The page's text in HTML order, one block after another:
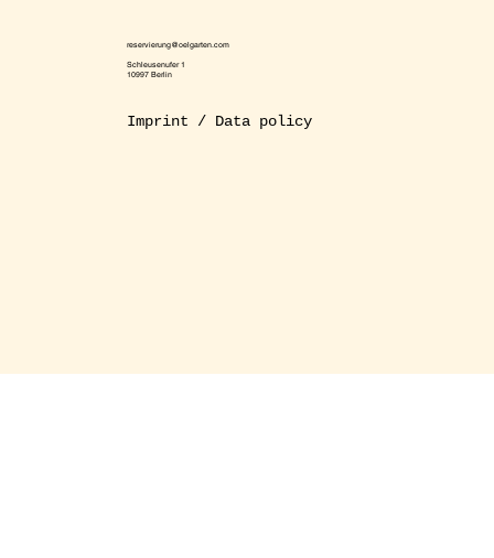
reservierung@oelgarten.com
Schleusenufer 1
10997 Berlin
Imprint / Data policy